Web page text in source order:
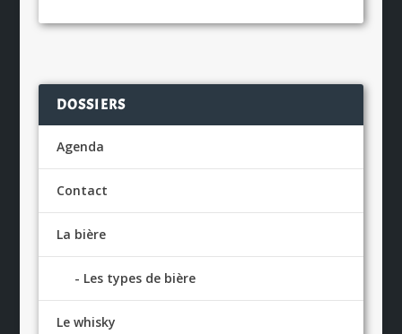
DOSSIERS
Agenda
Contact
La bière
Les types de bière
Le whisky